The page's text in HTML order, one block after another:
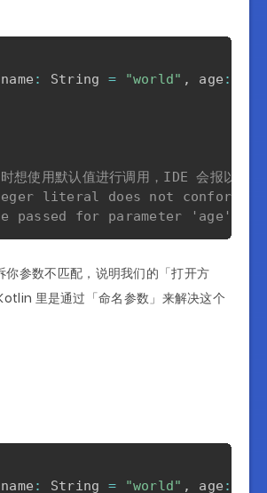
name : String = "world" , age :
使用默认值进行调用，IDE 会报以下两
literal does not conform to
passed for parameter 'age'
你参数不匹配，说明我们的「打开方
里是通过「命名参数」来解决这个
name : String = "world" , age :